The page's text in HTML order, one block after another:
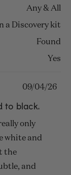
Any & All
a Discovery kit
Found
Yes
09/04/26
to black.
only
white and
the
and